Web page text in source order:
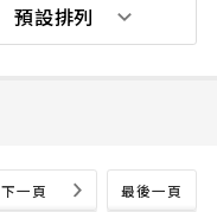
最後一頁
下一頁
預設排列